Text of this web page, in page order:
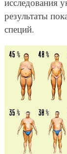
результаты
специй.